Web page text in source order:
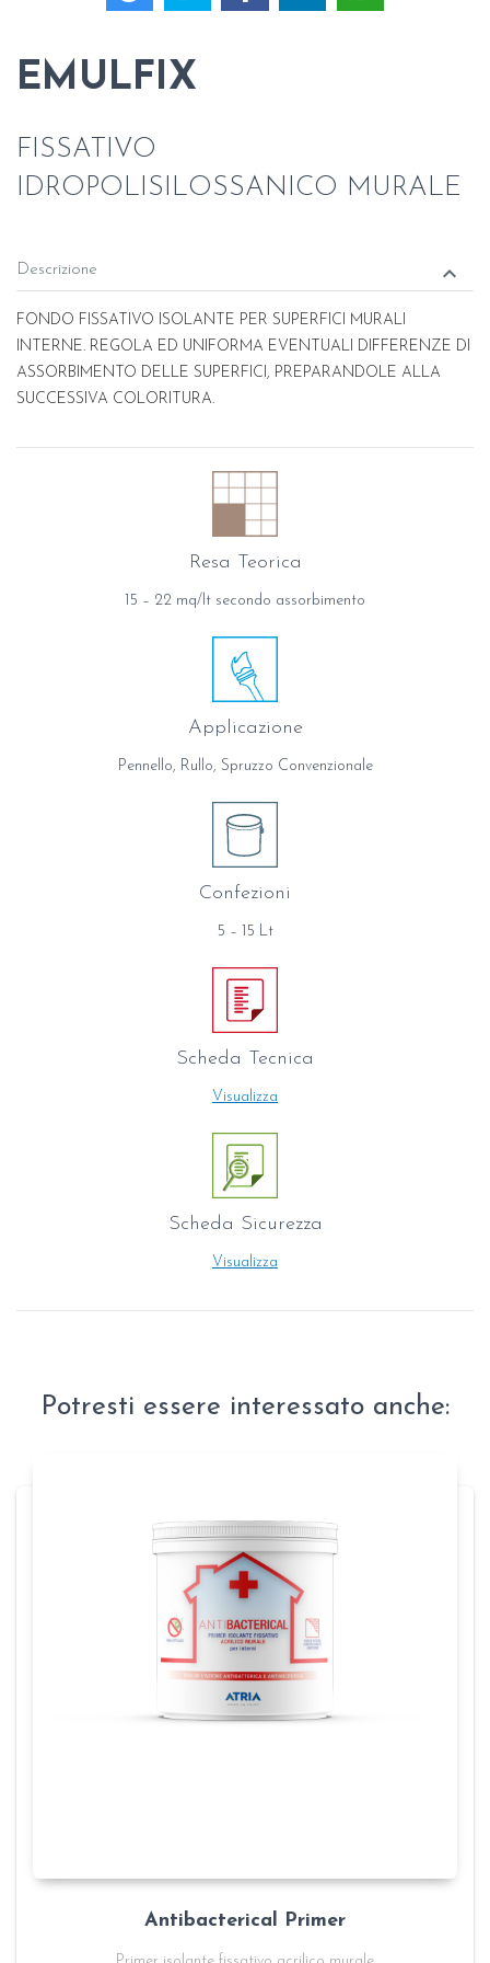
EMULFIX
FISSATIVO
IDROPOLISILOSSANICO MURALE
Descrizione keyboard_arrow_down
FONDO FISSATIVO ISOLANTE PER SUPERFICI MURALI
INTERNE. REGOLA ED UNIFORMA EVENTUALI DIFFERENZE DI
ASSORBIMENTO DELLE SUPERFICI, PREPARANDOLE ALLA
SUCCESSIVA COLORITURA.
Resa Teorica
15 – 22 mq/lt secondo assorbimento
Applicazione
Pennello, Rullo, Spruzzo Convenzionale
Confezioni
5 – 15 Lt
Scheda Tecnica
Visualizza
Scheda Sicurezza
Visualizza
Potresti essere interessato anche:
Antibacterical Primer